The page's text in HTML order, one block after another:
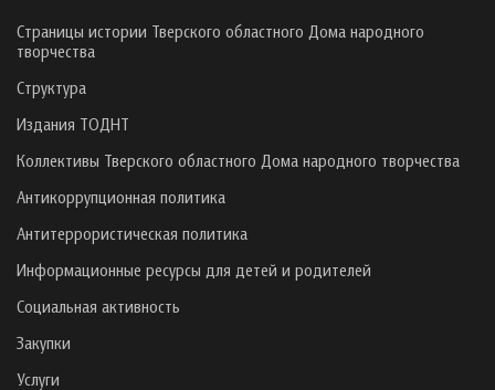
Страницы истории Тверского областного Дома народного
творчества
Структура
Издания ТОДНТ
Коллективы Тверского областного Дома народного творчества
Антикоррупционная политика
Антитеррористическая политика
Информационные ресурсы для детей и родителей
Социальная активность
Закупки
Услуги